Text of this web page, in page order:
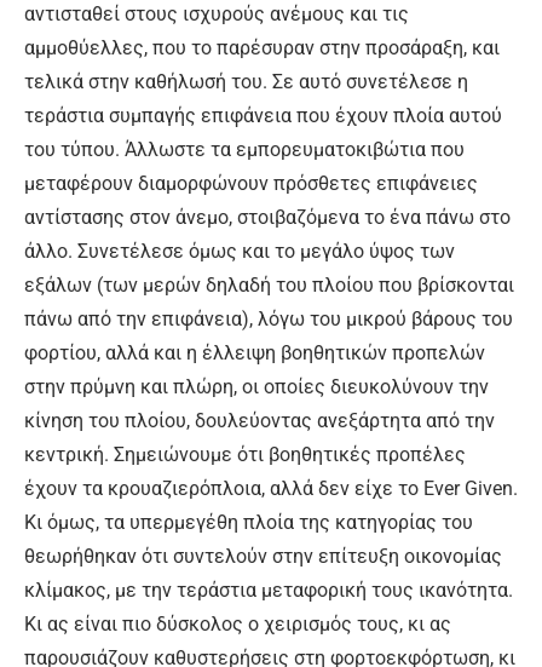
αντισταθεί στους ισχυρούς ανέμους και τις
αμμοθύελλες, που το παρέσυραν στην προσάραξη, και
τελικά στην καθήλωσή του. Σε αυτό συνετέλεσε η
τεράστια συμπαγής επιφάνεια που έχουν πλοία αυτού
του τύπου. Άλλωστε τα εμπορευματοκιβώτια που
μεταφέρουν διαμορφώνουν πρόσθετες επιφάνειες
αντίστασης στον άνεμο, στοιβαζόμενα το ένα πάνω στο
άλλο. Συνετέλεσε όμως και το μεγάλο ύψος των
εξάλων (των μερών δηλαδή του πλοίου που βρίσκονται
πάνω από την επιφάνεια), λόγω του μικρού βάρους του
φορτίου, αλλά και η έλλειψη βοηθητικών προπελών
στην πρύμνη και πλώρη, οι οποίες διευκολύνουν την
κίνηση του πλοίου, δουλεύοντας ανεξάρτητα από την
κεντρική. Σημειώνουμε ότι βοηθητικές προπέλες
έχουν τα κρουαζιερόπλοια, αλλά δεν είχε το Ever Given.
Κι όμως, τα υπερμεγέθη πλοία της κατηγορίας του
θεωρήθηκαν ότι συντελούν στην επίτευξη οικονομίας
κλίμακος, με την τεράστια μεταφορική τους ικανότητα.
Κι ας είναι πιο δύσκολος ο χειρισμός τους, κι ας
παρουσιάζουν καθυστερήσεις στη φορτοεκφόρτωση, κι